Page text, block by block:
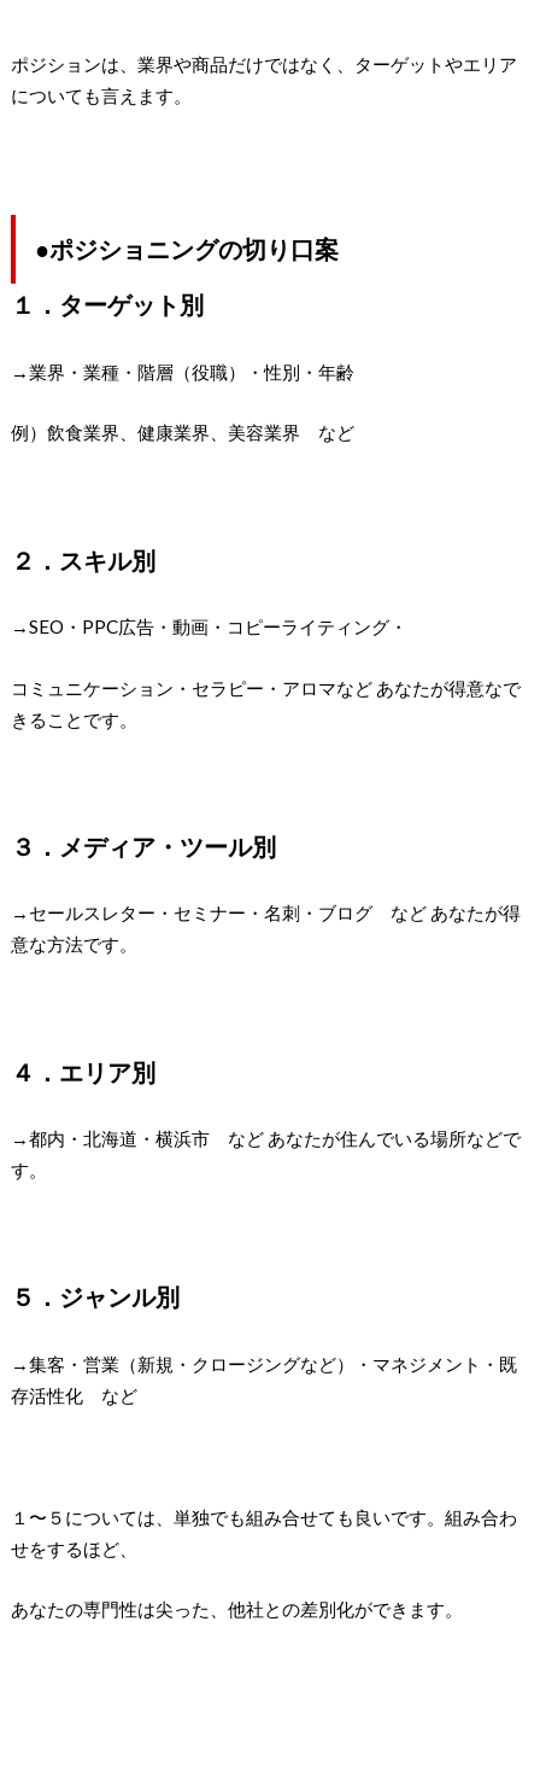
ポジションは、業界や商品だけではなく、ターゲットやエリア
についても言えます。
●ポジショニングの切り口案
１．ターゲット別
→業界・業種・階層（役職）・性別・年齢
例）飲食業界、健康業界、美容業界 など
２．スキル別
→SEO・PPC広告・動画・コピーライティング・
コミュニケーション・セラピー・アロマなど あなたが得意なで
きることです。
３．メディア・ツール別
→セールスレター・セミナー・名刺・ブログ など あなたが得
意な方法です。
４．エリア別
→都内・北海道・横浜市 など あなたが住んでいる場所などで
す。
５．ジャンル別
→集客・営業（新規・クロージングなど）・マネジメント・既
存活性化 など
１〜５については、単独でも組み合せても良いです。組み合わ
せをするほど、
あなたの専門性は尖った、他社との差別化ができます。